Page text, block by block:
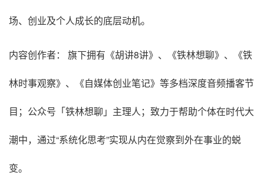
场、创业及个人成长的底层动机。
内容创作者： 旗下拥有《胡讲8讲》、《铁林想聊》、《铁
林时事观察》、《自媒体创业笔记》等多档深度音频播客节
目；公众号「铁林想聊」主理人；致力于帮助个体在时代大
潮中，通过“系统化思考”实现从内在觉察到外在事业的蜕
变。